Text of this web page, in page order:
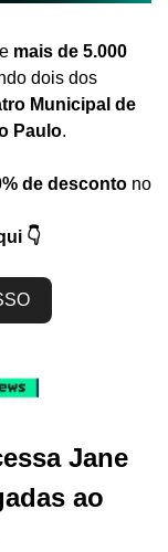
mais de 5.000
dois dos
Municipal de
Paulo.
de desconto no
👇
Jane
ao